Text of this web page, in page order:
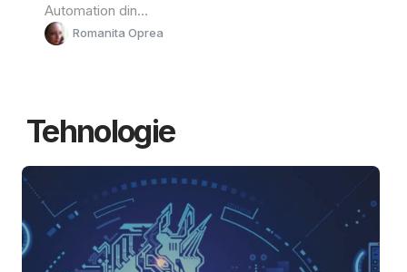
Automation din...
Romanita Oprea
Tehnologie